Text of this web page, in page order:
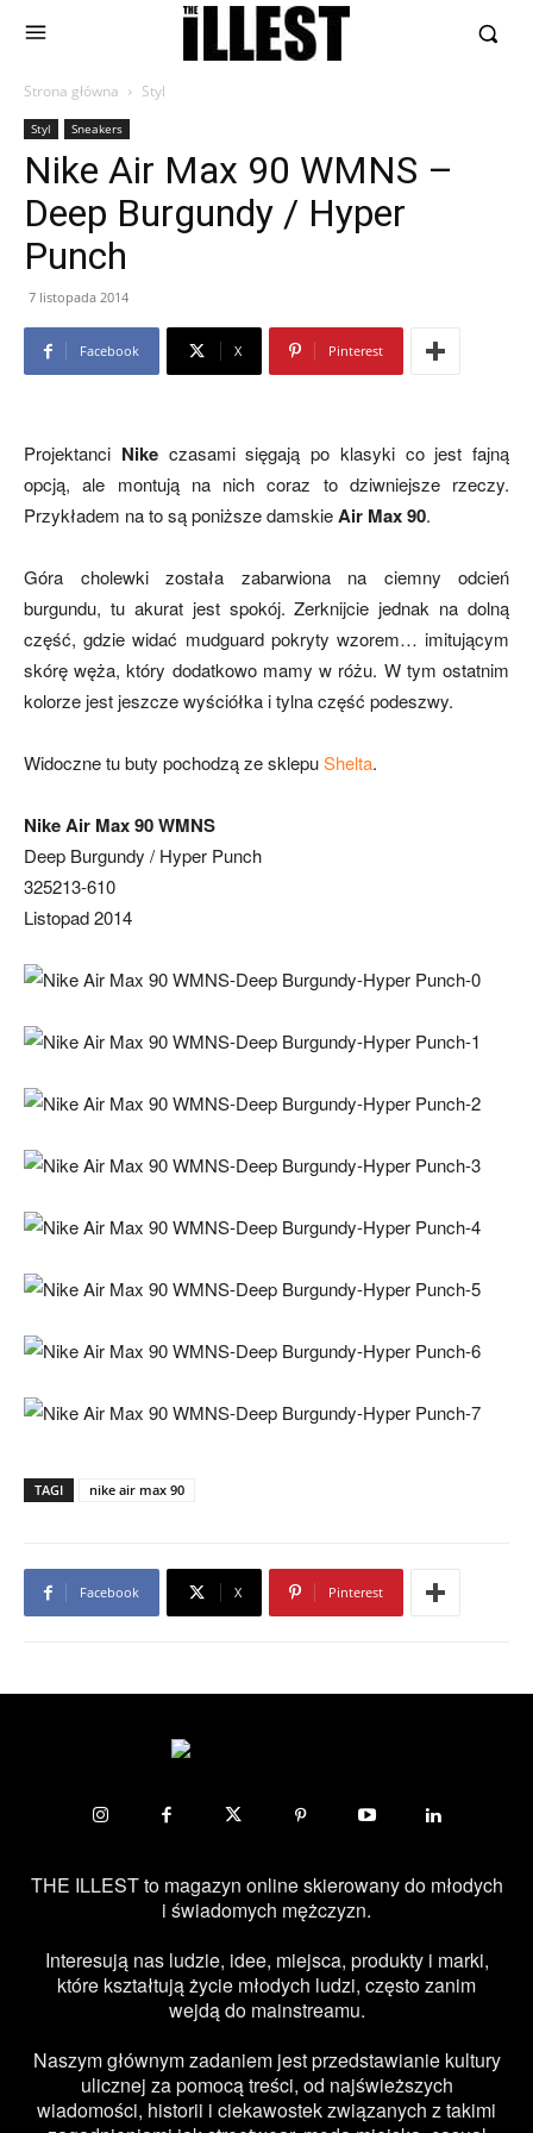
Strona główna Styl
Styl Sneakers
Nike Air Max 90 WMNS –
Deep Burgundy / Hyper
Punch
7 listopada 2014
Facebook X Pinterest
Projektanci Nikeczasami sięgają po klasyki co jest fajną
opcją, ale montują na nich coraz to dziwniejsze rzeczy.
Przykładem na to są poniższe damskieAir Max 90.
Góra cholewki została zabarwiona na ciemny odcień
burgundu, tu akurat jest spokój. Zerknijcie jednak na dolną
część, gdzie widać mudguard pokryty wzorem… imitującym
skórę węża, który dodatkowo mamy w różu. W tym ostatnim
kolorze jest jeszcze wyściółka i tylna część podeszwy.
Widoczne tu buty pochodzą ze sklepuShelta.
Nike Air Max 90 WMNS
Deep Burgundy / Hyper Punch
325213-610
Listopad 2014
TAGI nike air max 90
Facebook X Pinterest
THE ILLEST to magazyn online skierowany do młodych
i świadomych mężczyzn.
Interesują nas ludzie, idee, miejsca, produkty i marki,
które kształtują życie młodych ludzi, często zanim
wejdą do mainstreamu.
Naszym głównym zadaniem jest przedstawianie kultury
ulicznej za pomocą treści, od najświeższych
wiadomości, historii i ciekawostek związanych z takimi